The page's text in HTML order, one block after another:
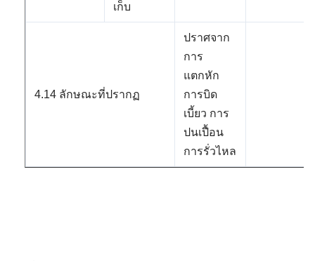
เก็บ
4.14 ลักษณะที่ปรากฏ
ปราศจาก
การ
แตกหัก
การบิด
เบี้ยว การ
ปนเปื้อน
การรั่วไหล